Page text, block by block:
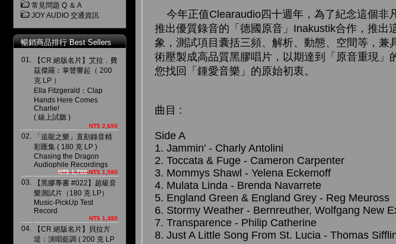
常見問題 Q ＆ A
JOY AUDIO 交通資訊
暢銷商品排行 Best Sellers
01.
【CR 絕版名片】艾拉．費
茲傑羅︰掌聲響起（ 200
克 LP ）
Ella Fitzgerald：Clap
Hands Here Comes
Charlie!
( 線上試聽 )
NT$ 2,650
02.
「追龍之樂」直刻錄音精
彩匯集 ( 180 克 LP )
Chasing the Dragon
Audiophile Recordings
NT$ 1,700NT$ 1,580
03.
【黑膠專書 #022】超級音
樂測試片（180 克 LP）
Music-PickUp Test
Record
NT$ 1,480
04.
【CR 絕版名片】貝拉方
堤：演唱藍調 ( 200 克 LP
今年正值Clearaudio四十週年，為了紀念這個非
推出優質錄音的「德國原音」Inakustik合作，推
象，測試項目囊括三頻、解析、動態、空間等，
術壓製成高品質黑膠唱片，以期達到「原音重現
您找回「鍾愛音樂」的原始初衷。
曲目 :
Side A
1. Jammin' - Charly Antolini
2. Toccata & Fuge - Cameron Carpenter
3. Mommys Shawl - Yelena Eckemoff
4. Mulata Linda - Brenda Navarrete
5. England Green & England Grey - Reg Meuross
6. Stormy Weather - Bernreuther, Wolfgang New
7. Transparence - Philip Catherine
8. Just A Little Song From St. Lucia - Thomas